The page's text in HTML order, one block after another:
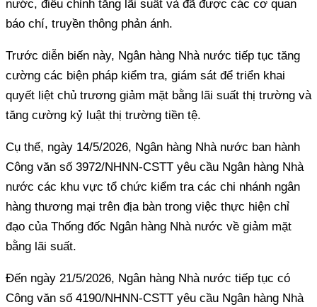
nước, điều chỉnh tăng lãi suất và đã được các cơ quan
báo chí, truyền thông phản ánh.
Trước diễn biến này, Ngân hàng Nhà nước tiếp tục tăng
cường các biện pháp kiểm tra, giám sát để triển khai
quyết liệt chủ trương giảm mặt bằng lãi suất thị trường và
tăng cường kỷ luật thị trường tiền tệ.
Cụ thể, ngày 14/5/2026, Ngân hàng Nhà nước ban hành
Công văn số 3972/NHNN-CSTT yêu cầu Ngân hàng Nhà
nước các khu vực tổ chức kiểm tra các chi nhánh ngân
hàng thương mại trên địa bàn trong việc thực hiện chỉ
đạo của Thống đốc Ngân hàng Nhà nước về giảm mặt
bằng lãi suất.
Đến ngày 21/5/2026, Ngân hàng Nhà nước tiếp tục có
Công văn số 4190/NHNN-CSTT yêu cầu Ngân hàng Nhà